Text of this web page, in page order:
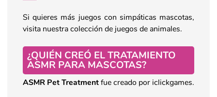
Si quieres más juegos con simpáticas mascotas,
visita nuestra colección de juegos de animales.
¿QUIÉN CREÓ EL TRATAMIENTO
ASMR PARA MASCOTAS?
ASMR Pet Treatmentfue creado por iclickgames.